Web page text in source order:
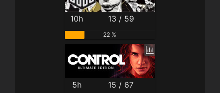
10h 13 / 59
22 %
5h 15 / 67